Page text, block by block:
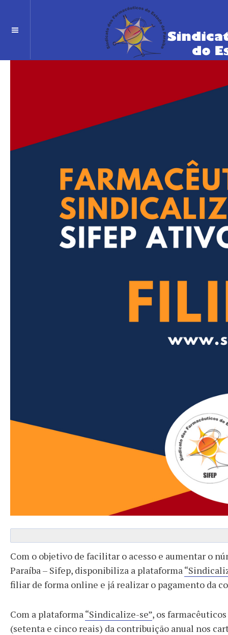
Com o objetivo de facilitar o acesso e aumentar o
Paraíba – Sifep, disponibiliza a plataforma
filiar de forma online e já realizar o pagamento da
Com a plataforma“Sindicalize-se”, os
(setenta e cinco reais) da contribuição anual nos